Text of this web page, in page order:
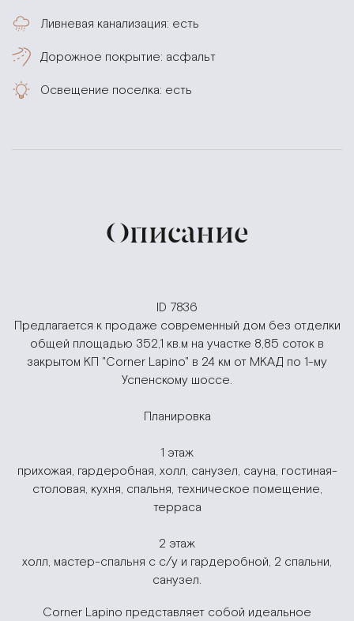
Ливневая канализация: есть
Дорожное покрытие: асфальт
Освещение поселка: есть
Описание
ID 7836
Предлагается к продаже современный дом без отделки
общей площадью 352,1 кв.м на участке 8,85 соток в
закрытом КП "Corner Lapino" в 24 км от МКАД по 1-му
Успенскому шоссе.
Планировка
1 этаж
прихожая, гардеробная, холл, санузел, сауна, гостиная-
столовая, кухня, спальня, техническое помещение,
терраса
2 этаж
холл, мастер-спальня с с/у и гардеробной, 2 спальни,
санузел.
Corner Lapino представляет собой идеальное